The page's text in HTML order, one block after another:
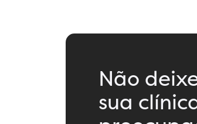
Não
sua